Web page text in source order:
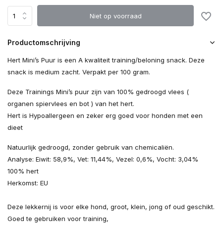
Niet op voorraad
Productomschrijving
Hert Mini’s Puur is een A kwaliteit training/beloning snack. Deze
snack is medium zacht. Verpakt per 100 gram.
Deze Trainings Mini’s puur zijn van 100% gedroogd vlees (
organen spiervlees en bot ) van het hert.
Hert is Hypoallergeen en zeker erg goed voor honden met een
dieet
Natuurlijk gedroogd, zonder gebruik van chemicaliën.
Analyse: Eiwit: 58,9%, Vet: 11,44%, Vezel: 0,6%, Vocht: 3,04%
100% hert
Herkomst: EU
Deze lekkernij is voor elke hond, groot, klein, jong of oud geschikt.
Goed te gebruiken voor training,